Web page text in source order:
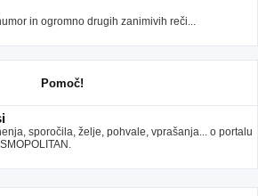
in ogromno drugih zanimivih reči...
Pomoč!
sporočila, želje, pohvale, vprašanja... o portalu